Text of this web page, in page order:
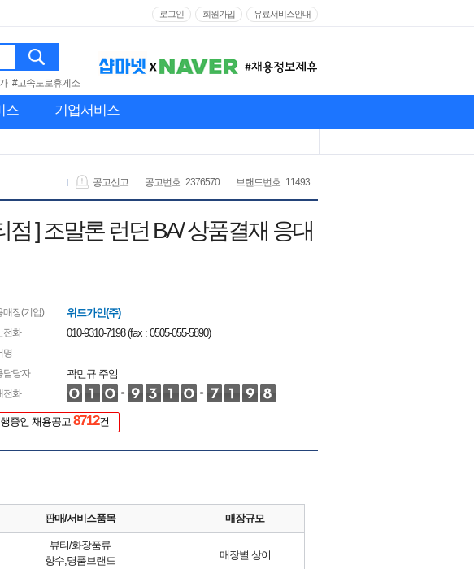
로그인 회원가입 유료서비스안내
#고속도로휴게소
스 기업서비스
브랜드번호 : 11493
공고번호 : 2376570
공고신고
] 조말론 런던 BA/ 상품결재 응대
매장(기업) 위드가인(주)
전화 010-9310-7198 (fax : 0505-055-5890)
명
담당자
곽민규 주임
전화
중인 채용공고8712건
판매/서비스품목 매장규모
뷰티/화장품류
향수,명품브랜드
매장별 상이